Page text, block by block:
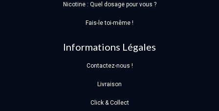
Nicotine : Quel dosage pour vous ?
Fais-le toi-même !
Informations Légales
Contactez-nous !
Livraison
Click & Collect